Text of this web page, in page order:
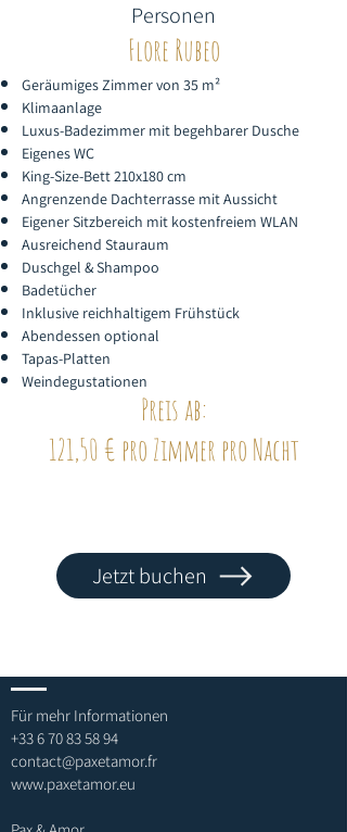
Personen
Flore Rubeo
Geräumiges Zimmer von 35 m²
Klimaanlage
Luxus-Badezimmer mit begehbarer Dusche
Eigenes WC
King-Size-Bett 210x180 cm
Angrenzende Dachterrasse mit Aussicht
Eigener Sitzbereich mit kostenfreiem WLAN
Ausreichend Stauraum
Duschgel & Shampoo
Badetücher
Inklusive reichhaltigem Frühstück
Abendessen optional
Tapas-Platten
Weindegustationen
Preis ab:
121,50 € pro Zimmer pro Nacht
Jetzt buchen
Für mehr Informationen
+33 6 70 83 58 94
contact@paxetamor.fr
www.paxetamor.eu